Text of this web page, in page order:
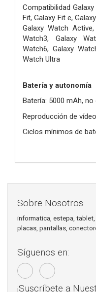
Compatibilidad
Fit, Galaxy Fit e,
Galaxy Watch
Watch3, Galaxy
Watch6, Galaxy
Watch Ultra
Batería y autonomía
Batería: 5000 mAh, no
Reproducción de
Ciclos mínimos de
Sobre Nosotros
informatica, estepa,
placas, pantallas,
Síguenos en:
¡Suscríbete a